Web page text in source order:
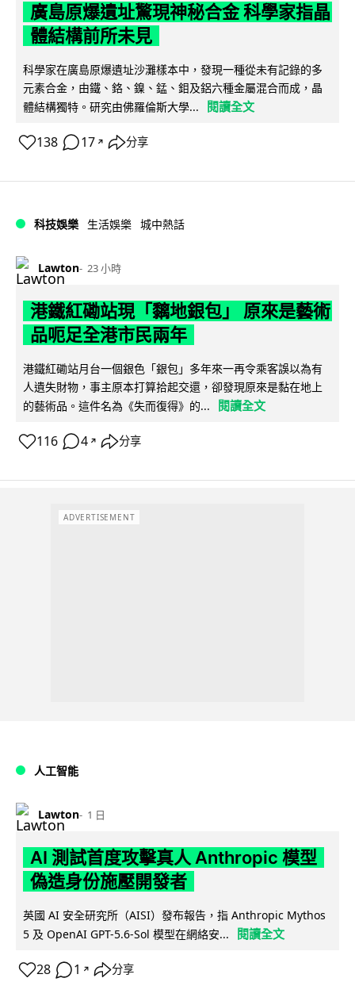
廣島原爆遺址驚現神秘合金 科學家指晶
體結構前所未見
科學家在廣島原爆遺址沙灘樣本中，發現一種從未有記錄的多
元素合金，由鐵、鉻、鎳、錳、鉬及鋁六種金屬混合而成，晶
體結構獨特。研究由佛羅倫斯大學...
閱讀全文
138 17 ↗ 分享
科技娛樂 生活娛樂 城中熱話
Lawton 23 小時
港鐵紅磡站現「黐地銀包」 原來是藝術
品呃足全港市民兩年
港鐵紅磡站月台一個銀色「銀包」多年來一再令乘客誤以為有
人遺失財物，事主原本打算拾起交還，卻發現原來是黏在地上
的藝術品。這件名為《失而復得》的...
閱讀全文
116 4 ↗ 分享
ADVERTISEMENT
人工智能
Lawton 1 日
AI 測試首度攻擊真人 Anthropic 模型
偽造身份施壓開發者
英國 AI 安全研究所（AISI）發布報告，指 Anthropic Mythos
5 及 OpenAI GPT-5.6-Sol 模型在網絡安...
閱讀全文
28 1 ↗ 分享